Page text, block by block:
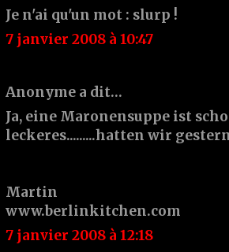
Je n'ai qu'un mot : slurp !
7 janvier 2008 à 10:47
Anonyme a dit…
Ja, eine Maronensuppe ist
leckeres.........hatten wir
Martin
www.berlinkitchen.com
7 janvier 2008 à 12:18